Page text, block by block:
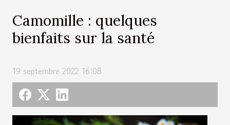
Camomille : quelques
bienfaits sur la santé
19 septembre 2022 16:08